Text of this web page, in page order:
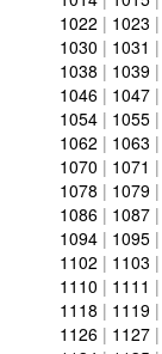
1022 | 1023 |
1030 | 1031 |
1038 | 1039 |
1046 | 1047 |
1054 | 1055 |
1062 | 1063 |
1070 | 1071 |
1078 | 1079 |
1086 | 1087 |
1094 | 1095 |
1102 | 1103 |
1110 | 1111 |
1118 | 1119 |
1126 | 1127 |